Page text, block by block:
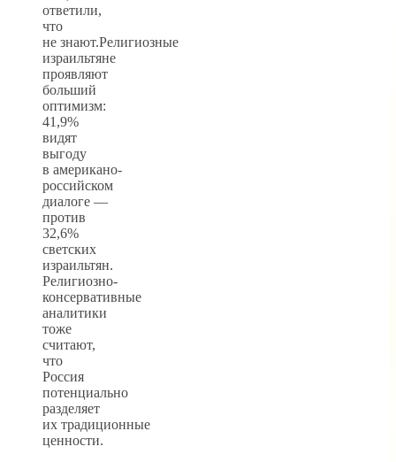
ответили,
что
не знают.Религиозные
израильтяне
проявляют
больший
оптимизм:
41,9%
видят
выгоду
в американо-
российском
диалоге —
против
32,6%
светских
израильтян.
Религиозно-
консервативные
аналитики
тоже
считают,
что
Россия
потенциально
разделяет
их традиционные
ценности.